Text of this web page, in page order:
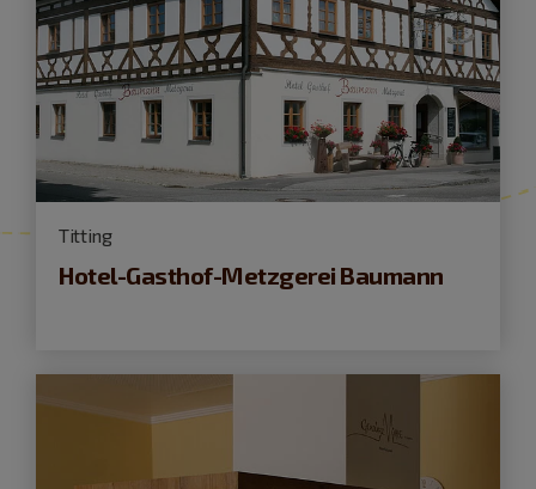
Titting
Hotel-Gasthof-Metzgerei Baumann